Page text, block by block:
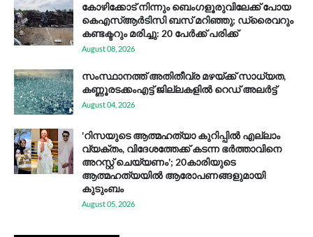
കോഴിക്കോട് നിന്നും ബെംഗളൂരുവിലേക്ക് പോയ
കെഎസ്ആര്‍ടിസി ബസ് മറിഞ്ഞു; ഡ്രൈവറും
കണ്ടക്ടറും മരിച്ചു: 20 പേര്‍ക്ക് പരിക്ക്
August 08, 2026
സം​സ്ഥാ​ന​ത്ത് അ​തി​തീ​വ്ര മ​ഴ​യ്ക്ക് സാ​ധ്യ​ത,
കണ്ണൂരടക്കംഎ​ട്ട് ജി​ല്ല​ക​ളി​ൽ റെ​ഡ് അ​ലർ​ട്ട്
August 04, 2026
'റിസയുടെ ആത്മഹത്യാ കുറിപ്പിൽ എല്ലാം
വ്യക്തം, വിദേശത്തേക്ക് കടന്ന ഭർത്താവിനെ
അറസ്റ്റ് ചെയ്യണം'; 20കാരിയുടെ
ആത്മഹത്യയിൽ ആരോപണങ്ങളുമായി
കുടുംബം
August 05, 2026